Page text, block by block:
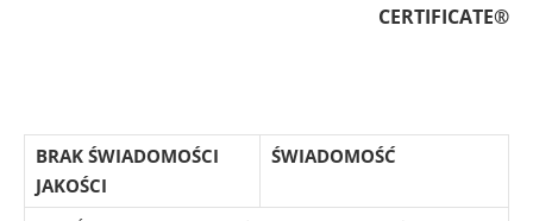
CERTIFICATE®
BRAK ŚWIADOMOŚCI
JAKOŚCI
ŚWIADOMOŚĆ